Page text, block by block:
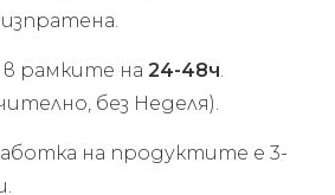
рамките на 24-48ч
без Неделя).
на продуктите е 3-